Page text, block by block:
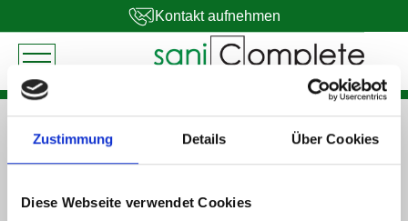
Zustimmung Details Über Cookies
Diese Webseite verwendet Cookies
Kontakt aufnehmen
WASSERSCHADEN
Wasserschaden im Bad